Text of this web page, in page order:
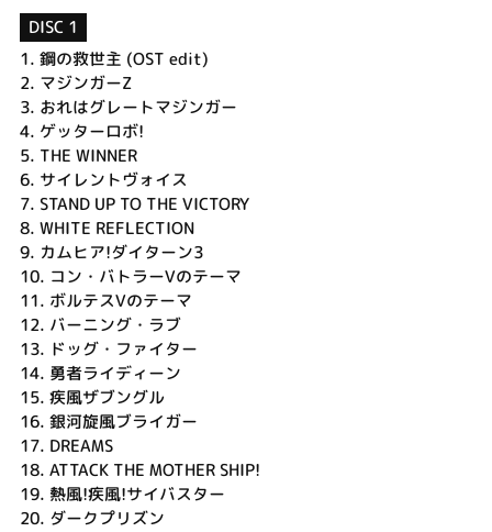
DISC 1
1. 鋼の救世主 (OST edit)
2. マジンガーZ
3. おれはグレートマジンガー
4. ゲッターロボ!
5. THE WINNER
6. サイレントヴォイス
7. STAND UP TO THE VICTORY
8. WHITE REFLECTION
9. カムヒア!ダイターン3
10. コン・バトラーVのテーマ
11. ボルテスVのテーマ
12. バーニング・ラブ
13. ドッグ・ファイター
14. 勇者ライディーン
15. 疾風ザブングル
16. 銀河旋風ブライガー
17. DREAMS
18. ATTACK THE MOTHER SHIP!
19. 熱風!疾風!サイバスター
20. ダークプリズン